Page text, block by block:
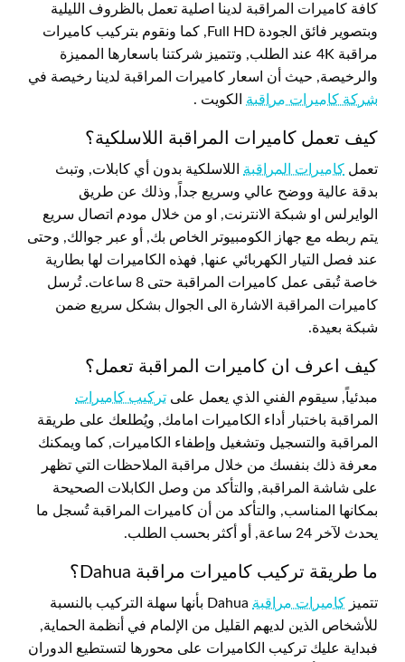
كافة كاميرات المراقبة لدينا اصلية تعمل بالظروف الليلية
وبتصوير فائق الجودة Full HD, كما ونقوم بتركيب كاميرات
مراقبة 4K عند الطلب, وتتميز شركتنا باسعارها المميزة
والرخيصة, حيث أن اسعار كاميرات المراقبة لدينا رخيصة في
شركة كاميرات مراقبة الكويت .
كيف تعمل كاميرات المراقبة اللاسلكية؟
تعمل كاميرات المراقبة اللاسلكية بدون أي كابلات, وتبث
بدقة عالية ووضح عالي وسريع جداً, وذلك عن طريق
الوايرلس او شبكة الانترنت, او من خلال مودم اتصال سريع
يتم ربطه مع جهاز الكومبيوتر الخاص بك, أو عبر جوالك, وحتى
عند فصل التيار الكهربائي عنها, فهذه الكاميرات لها بطارية
خاصة تُبقى عمل كاميرات المراقبة حتى 8 ساعات. تُرسل
كاميرات المراقبة الاشارة الى الجوال بشكل سريع ضمن
شبكة بعيدة.
كيف اعرف ان كاميرات المراقبة تعمل؟
مبدئياً, سيقوم الفني الذي يعمل على تركيب كاميرات
المراقبة باختبار أداء الكاميرات امامك, ويُطلعك على طريقة
المراقبة والتسجيل وتشغيل وإطفاء الكاميرات, كما ويمكنك
معرفة ذلك بنفسك من خلال مراقبة الملاحظات التي تظهر
على شاشة المراقبة, والتأكد من وصل الكابلات الصحيحة
بمكانها المناسب, والتأكد من أن كاميرات المراقبة تُسجل ما
يحدث لآخر 24 ساعة, أو أكثر بحسب الطلب.
ما طريقة تركيب كاميرات مراقبة Dahua؟
تتميز كاميرات مراقبة
Dahua بأنها سهلة التركيب بالنسبة
للأشخاص الذين لديهم القليل من الإلمام في أنظمة الحماية,
فبداية عليك تركيب الكاميرات على محورها لتستطيع الدوران